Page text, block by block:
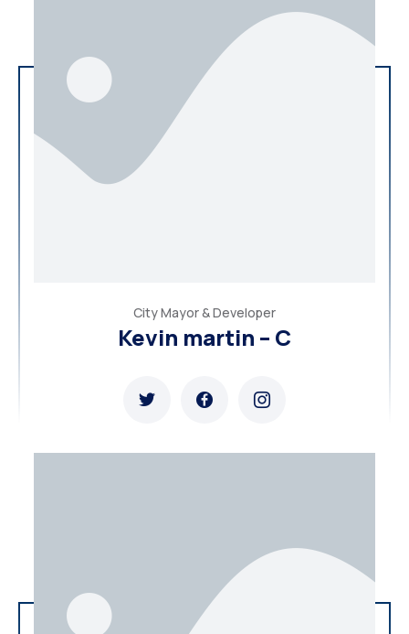
City Mayor & Developer
Kevin martin – C